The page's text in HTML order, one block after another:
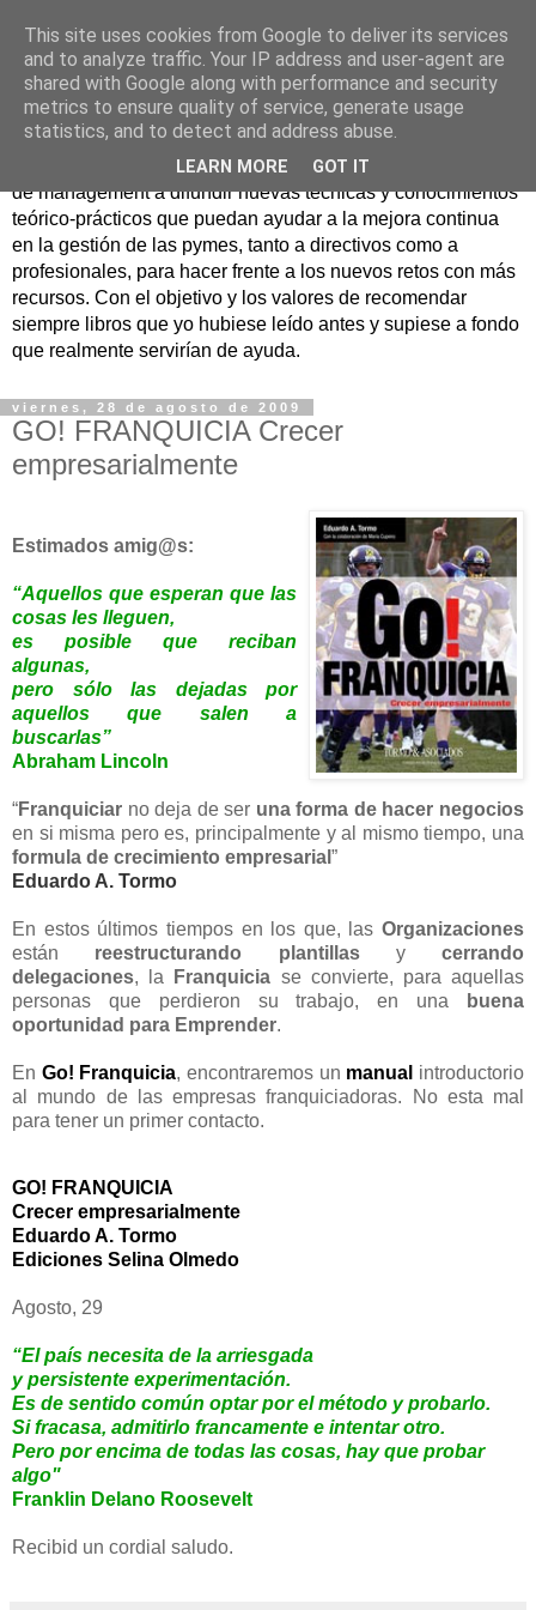
Nuevo Viernes - Nuevo
Libro
Nace con la misión de ayudar mediante la lectura de libros
de management a difundir nuevas técnicas y conocimientos
teórico-prácticos que puedan ayudar a la mejora continua
en la gestión de las pymes, tanto a directivos como a
profesionales, para hacer frente a los nuevos retos con más
recursos. Con el objetivo y los valores de recomendar
siempre libros que yo hubiese leído antes y supiese a fondo
que realmente servirían de ayuda.
viernes, 28 de agosto de 2009
GO! FRANQUICIA Crecer
empresarialmente
Estimados amig@s:
“Aquellos que esperan que las
cosas les lleguen,
es posible que reciban
algunas,
pero sólo las dejadas por
aquellos que salen a
buscarlas”
Abraham Lincoln
“Franquiciar no deja de ser una forma de hacer negocios
en si misma pero es, principalmente y al mismo tiempo, una
formula de crecimiento empresarial ”
Eduardo A. Tormo
En estos últimos tiempos en los que, las Organizaciones
están reestructurando plantillasy cerrando
delegaciones, la Franquicia se convierte, para aquellas
personas que perdieron su trabajo, en una buena
oportunidad para Emprender.
En Go! Franquicia, encontraremos un manual introductorio
al mundo de las empresas franquiciadoras. No esta mal
para tener un primer contacto.
GO! FRANQUICIA
Crecer empresarialmente
Eduardo A. Tormo
Ediciones Selina Olmedo
Agosto, 29
“El país necesita de la arriesgada
y persistente experimentación.
Es de sentido común optar por el método y probarlo.
Si fracasa, admitirlo francamente e intentar otro.
Pero por encima de todas las cosas, hay que probar
algo"
Franklin Delano Roosevelt
Recibid un cordial saludo.
This site uses cookies from Google to deliver its services
and to analyze traffic. Your IP address and user-agent are
shared with Google along with performance and security
metrics to ensure quality of service, generate usage
statistics, and to detect and address abuse.
LEARN MORE GOT IT